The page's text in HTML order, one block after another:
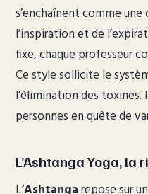
s’enchaînent comme
l’inspiration et de
fixe, chaque professeur
Ce style sollicite le
l’élimination des
personnes en quête de
L’Ashtanga Yoga,
L’Ashtangarepose sur